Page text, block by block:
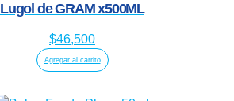
Lugol de GRAM x500ML
$46,500
Agregar al carrito